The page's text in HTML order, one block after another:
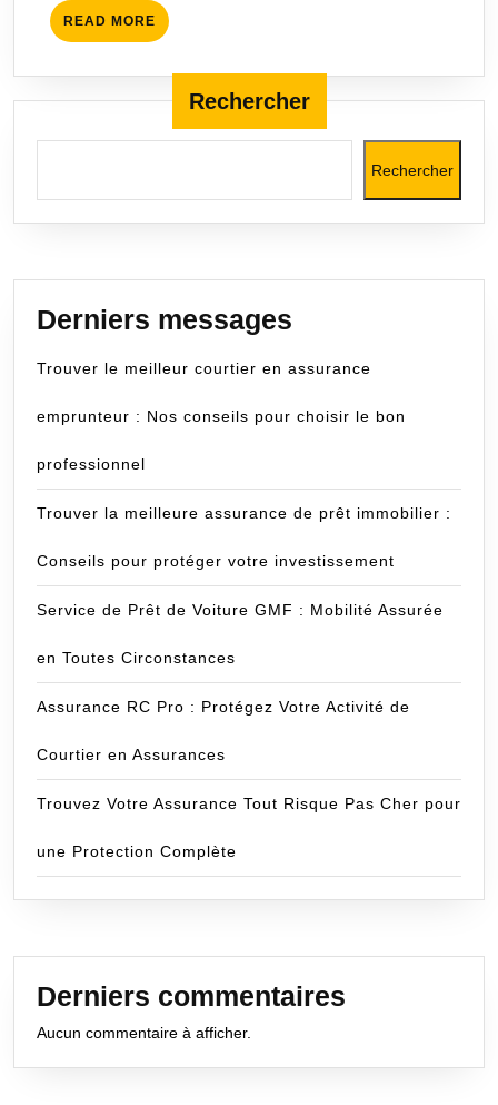
READ MORE READ
MORE
Rechercher
Rechercher
Derniers messages
Trouver le meilleur courtier en assurance
emprunteur : Nos conseils pour choisir le bon
professionnel
Trouver la meilleure assurance de prêt immobilier :
Conseils pour protéger votre investissement
Service de Prêt de Voiture GMF : Mobilité Assurée
en Toutes Circonstances
Assurance RC Pro : Protégez Votre Activité de
Courtier en Assurances
Trouvez Votre Assurance Tout Risque Pas Cher pour
une Protection Complète
Derniers commentaires
Aucun commentaire à afficher.